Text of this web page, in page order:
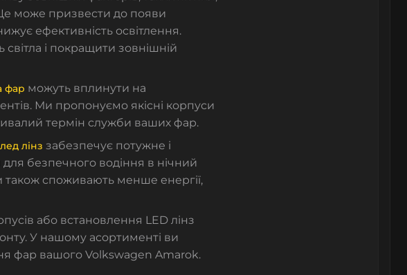
може призвести до появи
ефективність освітлення.
світла і покращити зовнішній
фар можуть вплинути на
Ми пропонуємо якісні корпуси
термін служби ваших фар.
лінз забезпечує потужне і
безпечного водіння в нічний
також споживають менше енергії,
або встановлення LED лінз
У нашому асортименті ви
фар вашого Volkswagen Amarok.